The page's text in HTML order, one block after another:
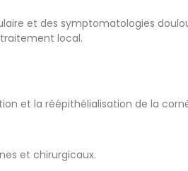
et des symptomatologies
local.
et la réépithélialisation de la
et chirurgicaux.